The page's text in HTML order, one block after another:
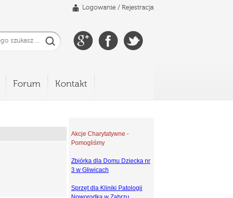
Logowanie / Rejestracja
Forum Kontakt
Akcje Charytatywne -
Pomogliśmy
Zbiórka dla Domu Dziecka nr
3 w Gliwicach
Sprzęt dla Kliniki Patologii